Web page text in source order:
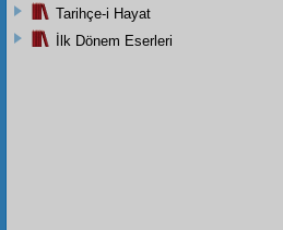
Tarihçe-i Hayat
İlk Dönem Eserleri